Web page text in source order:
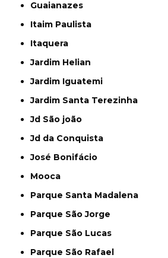
Guaianazes
Itaim Paulista
Itaquera
Jardim Helian
Jardim Iguatemi
Jardim Santa Terezinha
Jd São joão
Jd da Conquista
José Bonifácio
Mooca
Parque Santa Madalena
Parque São Jorge
Parque São Lucas
Parque São Rafael